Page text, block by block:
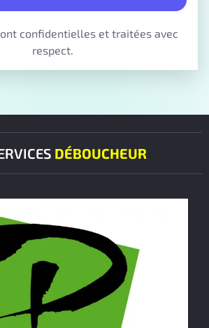
confidentielles et traitées avec
respect.
DÉBOUCHEUR